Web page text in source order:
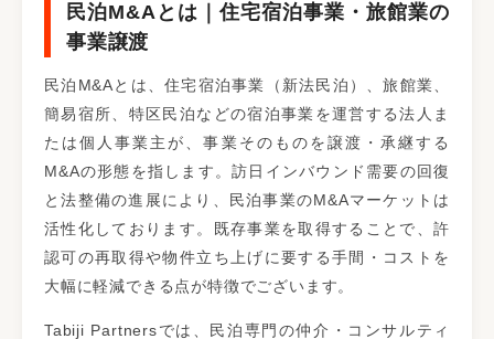
民泊M&Aとは｜住宅宿泊事業・旅館業の
事業譲渡
民泊M&Aとは、住宅宿泊事業（新法民泊）、旅館業、
簡易宿所、特区民泊などの宿泊事業を運営する法人ま
たは個人事業主が、事業そのものを譲渡・承継する
M&Aの形態を指します。訪日インバウンド需要の回復
と法整備の進展により、民泊事業のM&Aマーケットは
活性化しております。既存事業を取得することで、許
認可の再取得や物件立ち上げに要する手間・コストを
大幅に軽減できる点が特徴でございます。
Tabiji Partnersでは、民泊専門の仲介・コンサルティ